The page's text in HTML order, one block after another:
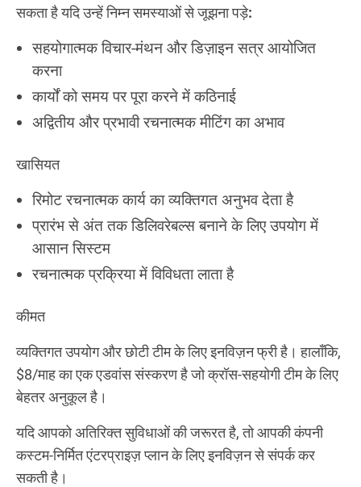
सकता है यदि उन्हें निम्न समस्याओं से जूझना पड़े:
सहयोगात्मक विचार-मंथन और डिज़ाइन सत्र आयोजित
करना
कार्यों को समय पर पूरा करने में कठिनाई
अद्वितीय और प्रभावी रचनात्मक मीटिंग का अभाव
खासियत
रिमोट रचनात्मक कार्य का व्यक्तिगत अनुभव देता है
प्रारंभ से अंत तक डिलिवरेबल्स बनाने के लिए उपयोग में
आसान सिस्टम
रचनात्मक प्रक्रिया में विविधता लाता है
कीमत
व्यक्तिगत उपयोग और छोटी टीम के लिए इनविज़न फ्री है। हालाँकि,
$8/माह का एक एडवांस संस्करण है जो क्रॉस-सहयोगी टीम के लिए
बेहतर अनुकूल है।
यदि आपको अतिरिक्त सुविधाओं की जरूरत है, तो आपकी कंपनी
कस्टम-निर्मित एंटरप्राइज़ प्लान के लिए इनविज़न से संपर्क कर
सकती है।